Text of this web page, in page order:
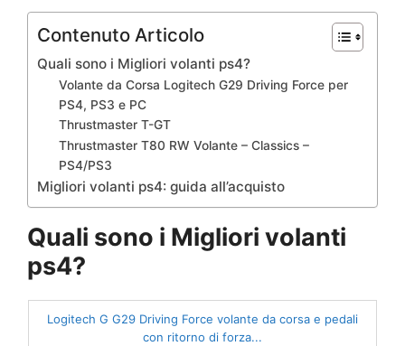
Contenuto Articolo
Quali sono i Migliori volanti ps4?
Volante da Corsa Logitech G29 Driving Force per
PS4, PS3 e PC
Thrustmaster T-GT
Thrustmaster T80 RW Volante – Classics –
PS4/PS3
Migliori volanti ps4: guida all’acquisto
Quali sono i Migliori volanti
ps4?
Logitech G G29 Driving Force volante da corsa e pedali
con ritorno di forza...